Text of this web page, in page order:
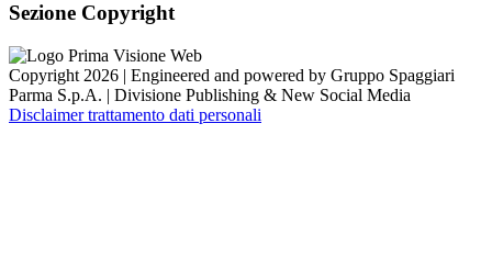
Sezione Copyright
Copyright 2026 | Engineered and powered by Gruppo Spaggiari
Parma S.p.A. | Divisione Publishing & New Social Media
Disclaimer trattamento dati personali